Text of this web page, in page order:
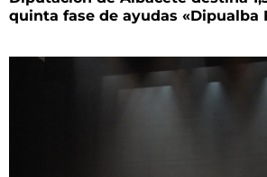
quinta fase de ayudas «Dipualba